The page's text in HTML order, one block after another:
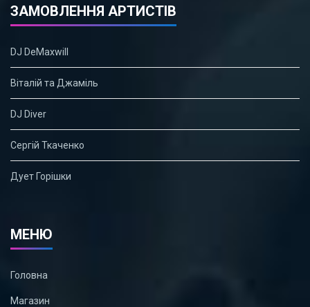
ЗАМОВЛЕННЯ АРТИСТІВ
DJ DeMaxwill
Віталій та Джаміль
DJ Diver
Сергій Ткаченко
Дует Горішки
МЕНЮ
Головна
Магазин